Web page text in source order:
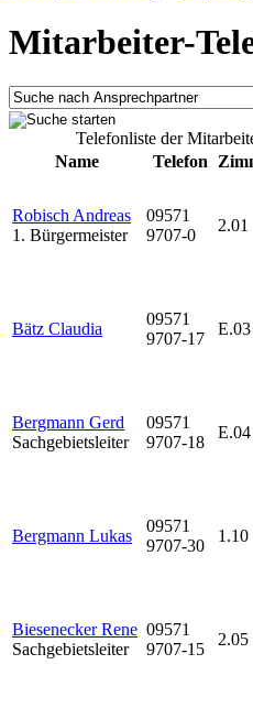
Mitarbeiter-
Telefonliste der
Name
Telefon
Robisch Andreas
1. Bürgermeister
09571
9707-0
2.01
Bätz Claudia
09571
9707-17
E.03
Bergmann Gerd
Sachgebietsleiter
09571
9707-18
E.04
Bergmann Lukas
09571
9707-30
1.10
Biesenecker Rene
Sachgebietsleiter
09571
9707-15
2.05